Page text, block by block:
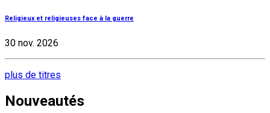
Religieux et religieuses face à la guerre
30 nov. 2026
plus de titres
Nouveautés